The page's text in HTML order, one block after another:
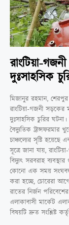
রাংটিয়া-
দুঃসাহসিক
মিজানুর রহমান, শেরপুর
রাংটিয়া-গজনী সড়কের
দুঃসাহসিক চুরির ঘটনা।
বৈদ্যুতিক ট্রান্সফরমার
চাঞ্চল্যের সৃষ্টি হয়েছে
সূত্রে জানা যায়,
বিদ্যুৎ সরবরাহ
কোনো এক সময় সংঘবদ্ধ
করা হচ্ছে, চোরেরা
রাতের নির্জন
এলাকাবাসী মার্কেট
বিষয়টি দ্রুত সংশ্লিষ্ট